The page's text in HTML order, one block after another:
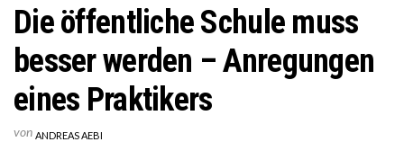
Die öffentliche Schule muss
besser werden – Anregungen
eines Praktikers
von ANDREAS AEBI